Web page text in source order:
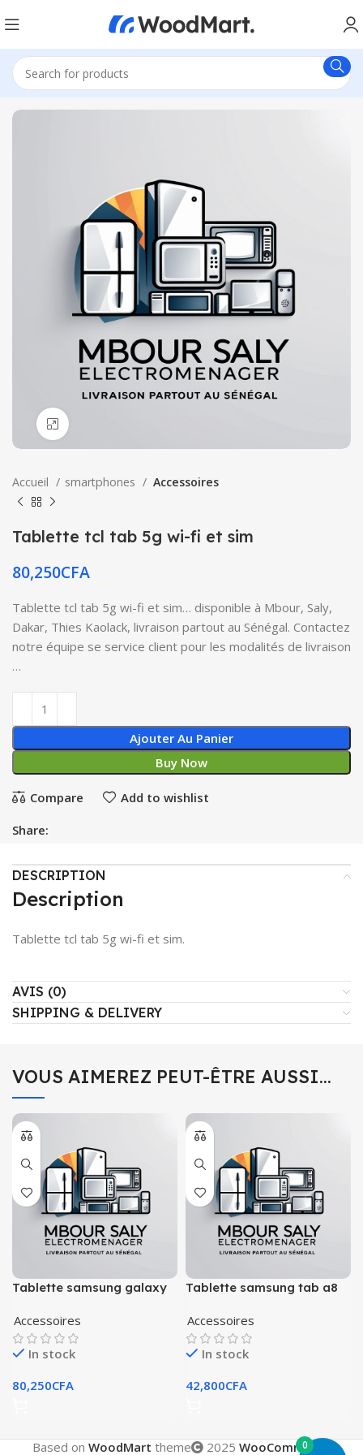
Accueil smartphones Accessoires
Tablette tcl tab 5g wi-fi et sim
80,250CFA
Tablette tcl tab 5g wi-fi et sim… disponible à Mbour, Saly,
Dakar, Thies Kaolack, livraison partout au Sénégal. Contactez
notre équipe se service client pour les modalités de livraison
…
Ajouter Au Panier
Buy Now
Compare Add to wishlist
Share:
DESCRIPTION
Description
Tablette tcl tab 5g wi-fi et sim.
AVIS (0)
SHIPPING & DELIVERY
VOUS AIMEREZ PEUT-ÊTRE AUSSI…
Tablette samsung galaxy
Accessoires
In stock
80,250CFA
Tablette samsung tab a8
Accessoires
In stock
42,800CFA
Based on WoodMart theme 2025 WooCommerce
0